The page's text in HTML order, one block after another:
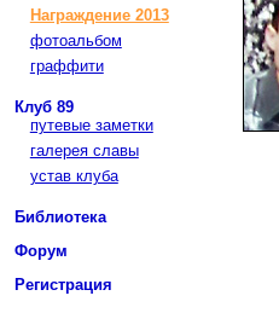
Награждение 2013
фотоальбом
граффити
Клуб 89
путевые заметки
галерея славы
устав клуба
Библиотека
Форум
Регистрация